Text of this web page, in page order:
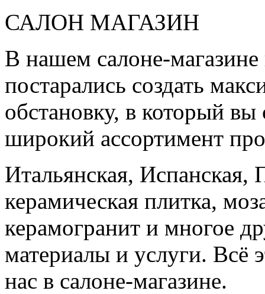
САЛОН МАГАЗИН
В нашем салоне-
постарались создать
обстановку, в который
широкий ассортимент
Итальянская, Испанская,
керамическая плитка,
керамогранит и многое
материалы и услуги. Всё
нас в салоне-магазине.